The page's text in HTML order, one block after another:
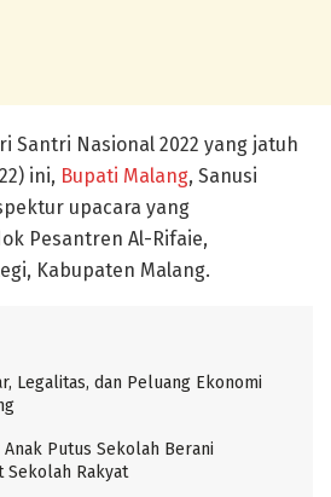
Santri Nasional 2022 yang jatuh
ini, Bupati Malang, Sanusi
upacara yang
Pesantren Al-Rifaie,
Kabupaten Malang.
Legalitas, dan Peluang Ekonomi
Putus Sekolah Berani
Sekolah Rakyat